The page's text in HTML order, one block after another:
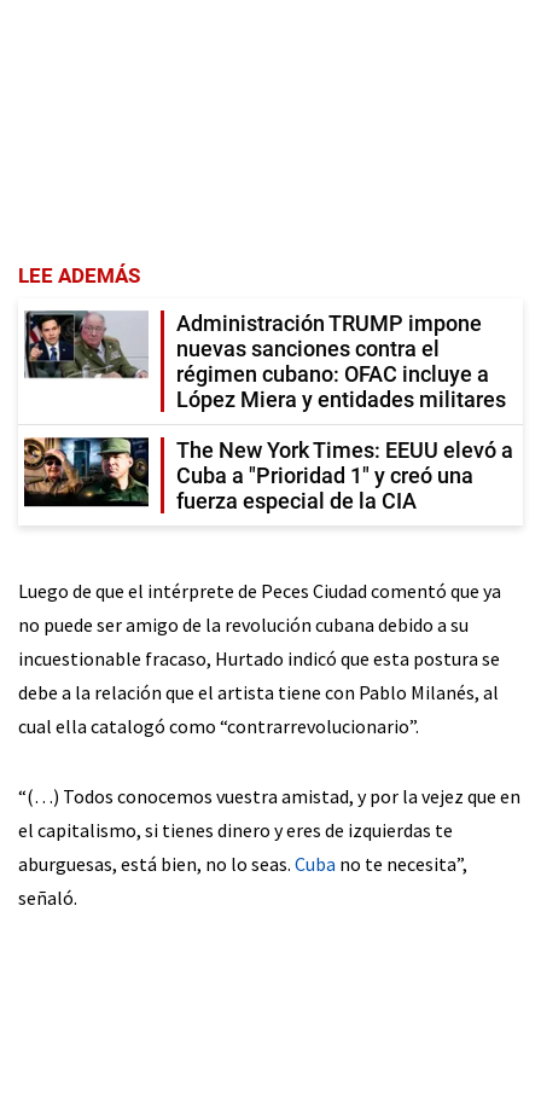
LEE ADEMÁS
Administración TRUMP impone
nuevas sanciones contra el
régimen cubano: OFAC incluye a
López Miera y entidades militares
The New York Times: EEUU elevó a
Cuba a "Prioridad 1" y creó una
fuerza especial de la CIA
Luego de que el intérprete de Peces Ciudad comentó que ya
no puede ser amigo de la revolución cubana debido a su
incuestionable fracaso, Hurtado indicó que esta postura se
debe a la relación que el artista tiene con Pablo Milanés, al
cual ella catalogó como “contrarrevolucionario”.
“(…) Todos conocemos vuestra amistad, y por la vejez que en
el capitalismo, si tienes dinero y eres de izquierdas te
aburguesas, está bien, no lo seas. Cuba no te necesita”,
señaló.